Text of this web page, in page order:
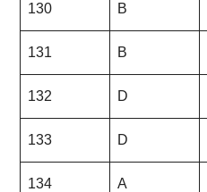
130 B
131 B
132 D
133 D
134 A